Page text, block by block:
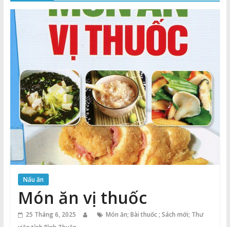
Thuận
Cổng
Vào
Tri
Thức
Nấu ăn
Món ăn vị thuốc
25 Tháng 6, 2025
Món ăn; Bài thuốc ; Sách mới; Thư